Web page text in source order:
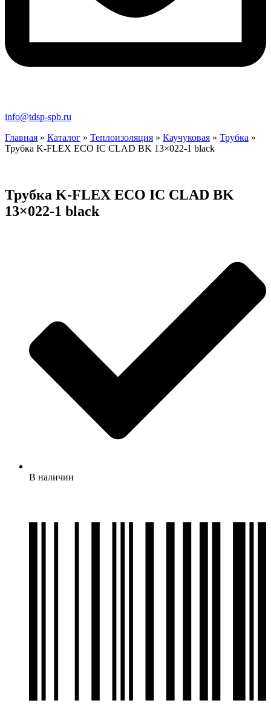
info@tdsp-spb.ru
Главная » Каталог » Теплоизоляция » Каучуковая » Трубка »
Трубка K-FLEX ECO IC CLAD BK 13×022-1 black
Трубка K-FLEX ECO IC CLAD BK
13×022-1 black
В наличии